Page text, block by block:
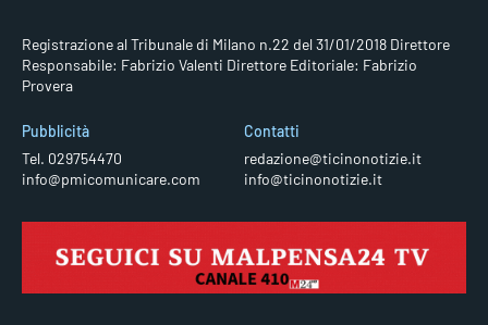
Registrazione al Tribunale di Milano n.22 del 31/01/2018 Direttore
Responsabile: Fabrizio Valenti Direttore Editoriale: Fabrizio
Provera
Pubblicità
Tel. 029754470
info@pmicomunicare.com
Contatti
redazione@ticinonotizie.it
info@ticinonotizie.it